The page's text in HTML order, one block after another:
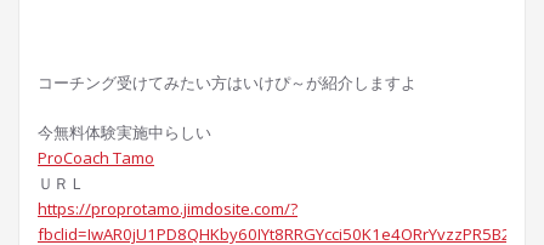
コーチング受けてみたい方はいけぴ～が紹介しますよ
今無料体験実施中らしい
ProCoach Tamo
ＵＲＬ
https://proprotamo.jimdosite.com/?